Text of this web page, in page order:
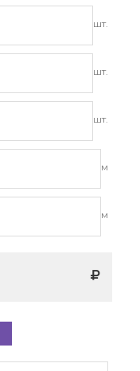
шт.
шт.
шт.
м
м